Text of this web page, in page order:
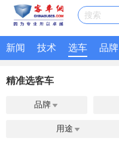
搜索
新闻 技术 选车 品牌
精准选客车
品牌 
用途 